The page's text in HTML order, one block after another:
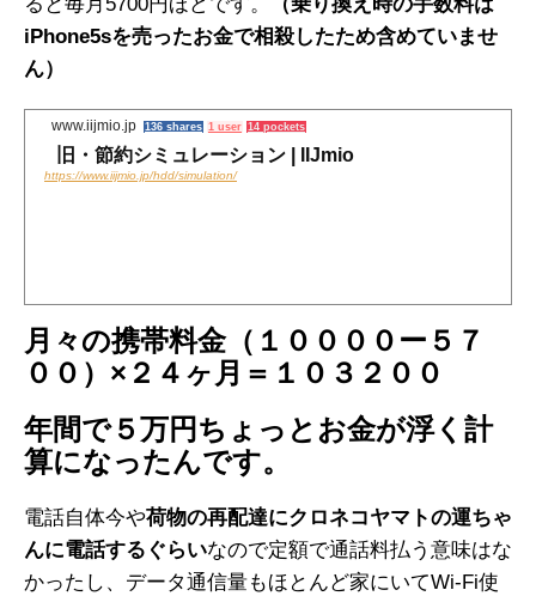
iPhone5sを売ったお金で相殺したため含めていませ
ん）
www.iijmio.jp 136 shares 1 user 14 pockets
旧・節約シミュレーション | IIJmio
https://www.iijmio.jp/hdd/simulation/
月々の携帯料金（１００００ー５７
００）×２４ヶ月＝１０３２００
年間で５万円ちょっとお金が浮く計
算になったんです。
電話自体今や荷物の再配達にクロネコヤマトの運ちゃ
んに電話するぐらいなので定額で通話料払う意味はな
かったし、データ通信量もほとんど家にいてWi-Fi使